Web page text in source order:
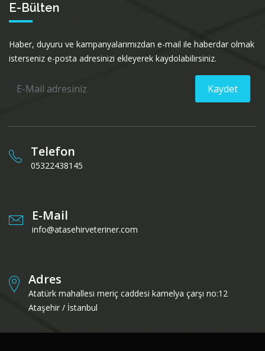
E-Bülten
Haber, duyuru ve kampanyalarımızdan e-mail ile haberdar olmak
isterseniz e-posta adresinizi ekleyerek kaydolabilirsiniz.
Kaydet
Telefon
05322438145
E-Mail
info@atasehirveteriner.com
Adres
Atatürk mahallesi meriç caddesi kamelya çarşı no:12
Ataşehir / İstanbul